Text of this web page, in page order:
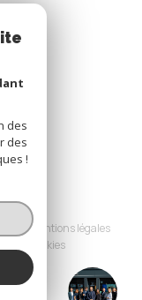
Mentions légales
Cookies
des
des
!